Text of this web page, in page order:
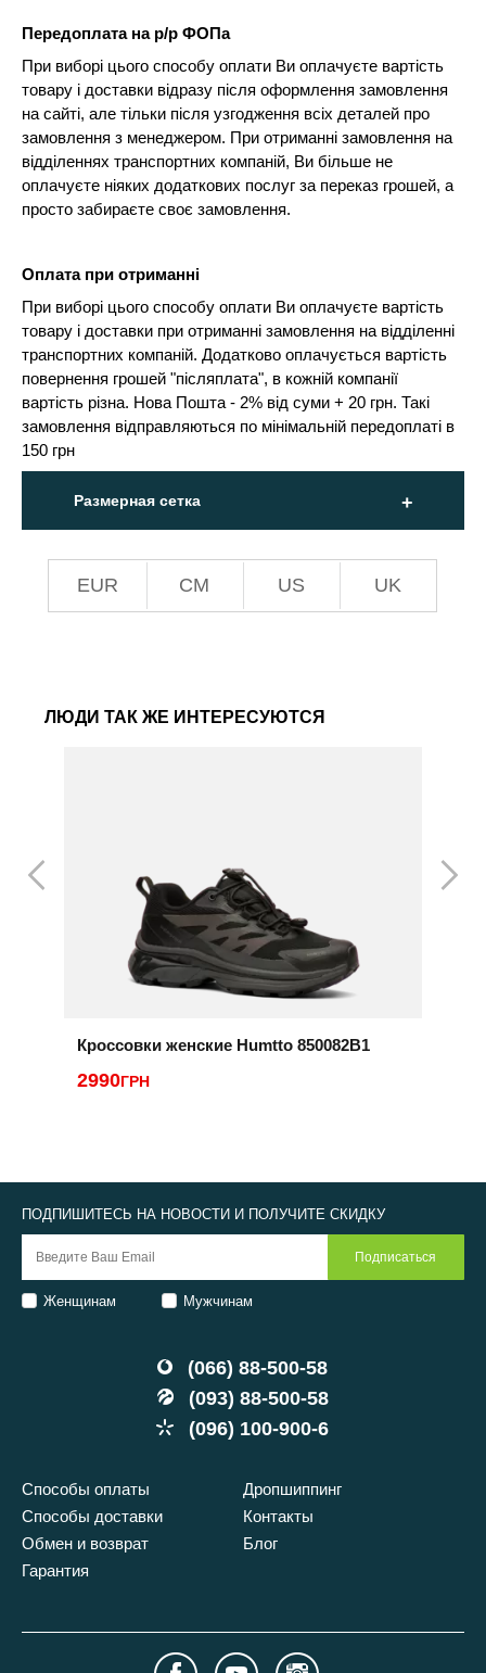
Передоплата на р/р ФОПа
При виборі цього способу оплати Ви оплачуєте вартість
товару і доставки відразу після оформлення замовлення
на сайті, але тільки після узгодження всіх деталей про
замовлення з менеджером. При отриманні замовлення на
відділеннях транспортних компаній, Ви більше не
оплачуєте ніяких додаткових послуг за переказ грошей, а
просто забираєте своє замовлення.
Оплата при отриманні
При виборі цього способу оплати Ви оплачуєте вартість
товару і доставки при отриманні замовлення на відділенні
транспортних компаній. Додатково оплачується вартість
повернення грошей "післяплата", в кожній компанії
вартість різна. Нова Пошта - 2% від суми + 20 грн. Такі
замовлення відправляються по мінімальній передоплаті в
150 грн
Размерная сетка
EUR СМ US UK
ЛЮДИ ТАК ЖЕ ИНТЕРЕСУЮТСЯ
Кроссовки женские Humtto 850082B1
2990ГРН
(066) 88-500-58
(093) 88-500-58
(096) 100-900-6
Способы оплаты
Способы доставки
Обмен и возврат
Гарантия
Дропшиппинг
Контакты
Блог
ПОДПИШИТЕСЬ НА НОВОСТИ И ПОЛУЧИТЕ СКИДКУ
Женщинам Мужчинам